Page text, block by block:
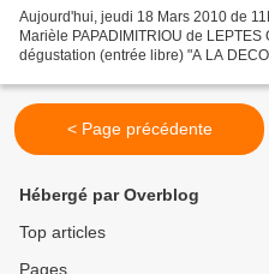
Aujourd'hui, jeudi 18 Mars 2010 de
Marièle PAPADIMITRIOU de
dégustation (entrée libre) "A LA
< Page précédente
Hébergé par Overblog
Top articles
Pages